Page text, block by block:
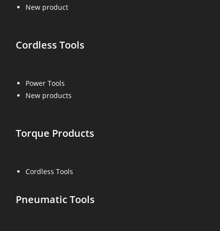
New product
Cordless Tools
Power Tools
New products
Torque Products
Cordless Tools
Pneumatic Tools